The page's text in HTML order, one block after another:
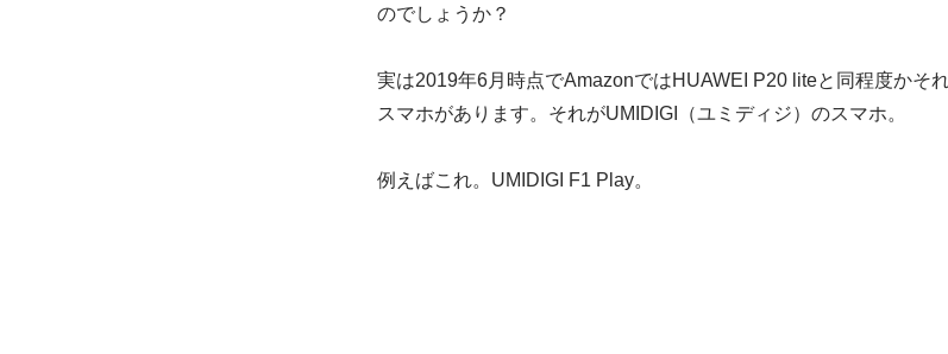
のでしょうか？
実は2019年6月時点でAmazonではHUAWEI P20 liteと同程度かそ
スマホがあります。それがUMIDIGI（ユミディジ）のスマホ。
例えばこれ。UMIDIGI F1 Play。